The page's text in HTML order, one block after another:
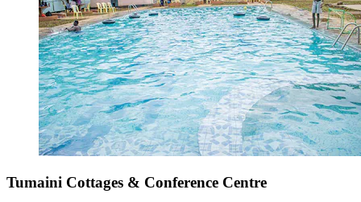
Tumaini Cottages & Conference Centre